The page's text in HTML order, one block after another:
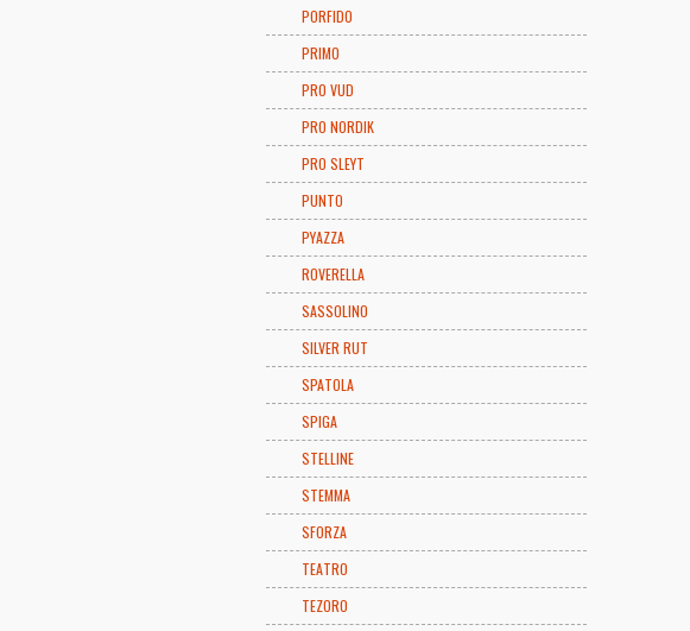
PORFIDO
PRIMO
PRO VUD
PRO NORDIK
PRO SLEYT
PUNTO
PYAZZA
ROVERELLA
SASSOLINO
SILVER RUT
SPATOLA
SPIGA
STELLINE
STEMMA
SFORZA
TEATRO
TEZORO